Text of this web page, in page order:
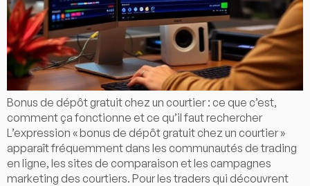
Bonus de dépôt gratuit chez un courtier : ce que c’est,
comment ça fonctionne et ce qu’il faut rechercher
L’expression « bonus de dépôt gratuit chez un courtier »
apparaît fréquemment dans les communautés de trading
en ligne, les sites de comparaison et les campagnes
marketing des courtiers. Pour les traders qui découvrent